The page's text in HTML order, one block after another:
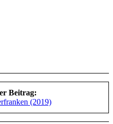
Beitrag:
(2019)